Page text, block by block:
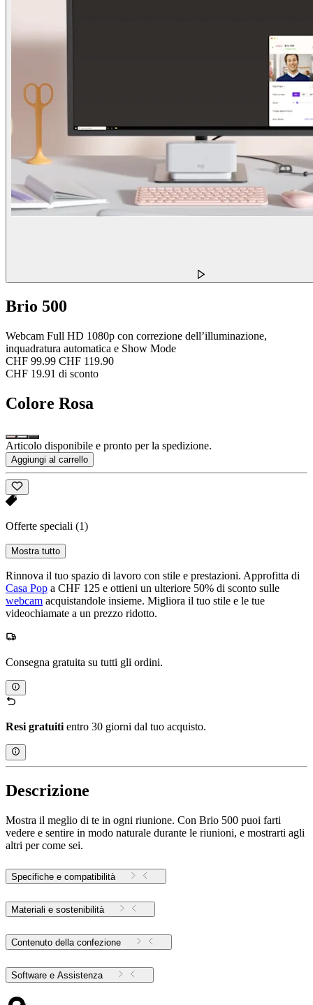
Brio 500
Webcam Full HD 1080p con correzione dell’illuminazione,
inquadratura automatica e Show Mode
CHF 99.99 CHF 119.90
CHF 19.91 di sconto
Colore Rosa
Articolo disponibile e pronto per la spedizione.
Aggiungi al carrello
Offerte speciali (1)
Mostra tutto
Rinnova il tuo spazio di lavoro con stile e prestazioni. Approfitta di
Casa Pop a CHF 125 e ottieni un ulteriore 50% di sconto sulle
webcam acquistandole insieme. Migliora il tuo stile e le tue
videochiamate a un prezzo ridotto.
Consegna gratuita su tutti gli ordini.
Resi gratuitientro 30 giorni dal tuo acquisto.
Descrizione
Mostra il meglio di te in ogni riunione. Con Brio 500 puoi farti
vedere e sentire in modo naturale durante le riunioni, e mostrarti agli
altri per come sei.
Specifiche e compatibilità
Materiali e sostenibilità
Contenuto della confezione
Software e Assistenza